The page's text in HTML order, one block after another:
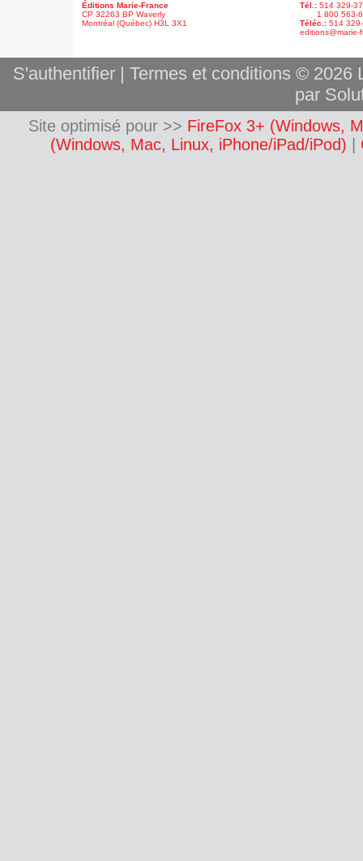
Éditions Marie-France
CP 32263 BP Waverly
Montréal (Québec) H3L 3X1
Tél.: 514 329-
1 800 563-
Téléc.: 514
editions@marie-
S'authentifier| Termes et conditions © 2026
par
Site optimisé pour >> FireFox 3+ (Windows,
(Windows, Mac, Linux, iPhone/iPad/iPod)